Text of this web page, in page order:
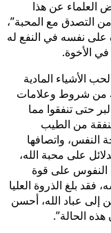
[2] ، وقال بعض العلماء عن هذا
التصدق مع المحبة”،
نفسه في النفع له
الأخوة.
الأشياء المادية
من شروط وعلامات
حتى تنفقوا مما
من الطيب
النفس، واتصافها
على محبة الله،
النفوس على قوة
فقد بلغ الذروة العليا
إلى عباد الله، أحسن
هذه الحالة”.